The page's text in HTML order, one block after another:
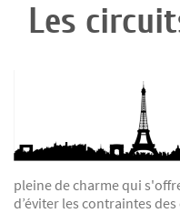
Les
pleine de charme qui
d’éviter les contraintes